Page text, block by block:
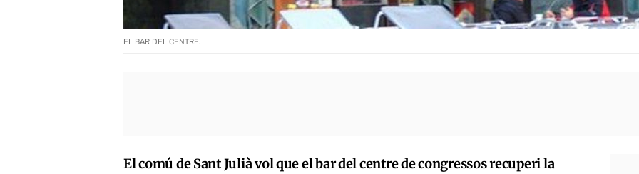
EL BAR DEL CENTRE.
El comú de Sant Julià vol que el bar del centre de congressos recuperi la